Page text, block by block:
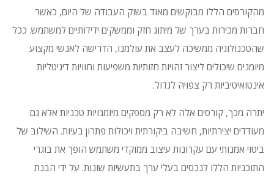
מהקורסים הללו מבוקשים מאוד בשוק העבודה של היום, כאשר
חברות מכירות בערך של מיתוג חזק וממשקים ידידותיים למשתמש. ככל
שהטכנולוגיה ממשיכה לעצב את עולמנו, הדרישה לאנשי מקצוע
מיומנים שיכולים ליצור זהויות חזותיות משפיעות וחוויות דיגיטליות
אינטואיטיביות רק צפויה לגדול.
יתרה מכך, קורסים אלה לא רק מספקים מיומנויות טכניות אלא גם
מעודדים יצירתיות, חשיבה ביקורתית ויכולות פתרון בעיות. השילוב של
ביטוי אמנותי עם עקרונות עיצוב ממוקדי משתמש הופך את בוגרי
התוכניות הללו לנכסים בעלי ערך בתעשיות שונות. על ידי הבנת